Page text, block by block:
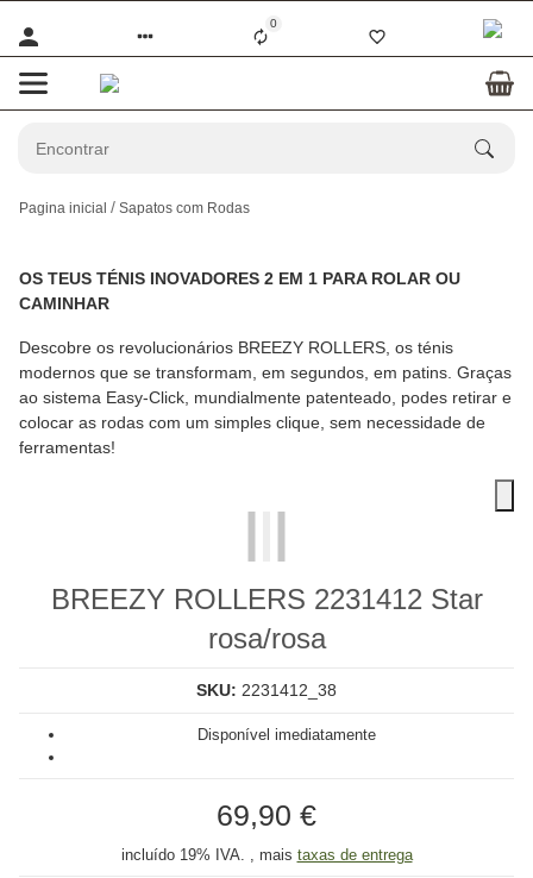
0
Pagina inicial Sapatos com Rodas
OS TEUS TÉNIS INOVADORES 2 EM 1 PARA ROLAR OU
CAMINHAR
Descobre os revolucionários BREEZY ROLLERS, os ténis
modernos que se transformam, em segundos, em patins. Graças
ao sistema Easy-Click, mundialmente patenteado, podes retirar e
colocar as rodas com um simples clique, sem necessidade de
ferramentas!
BREEZY ROLLERS 2231412 Star
rosa/rosa
SKU: 2231412_38
Disponível imediatamente
69,90 €
incluído 19% IVA. , mais taxas de entrega